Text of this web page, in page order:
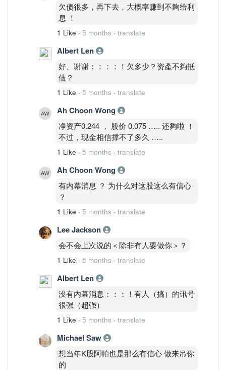
欠债很多，再下去，大概率赚到不夠给利
息 ！
1 Like · 5 months · translate
Albert Len
好、谢谢：：：：！欠多少？资產不夠抵
债？
1 Like · 5 months · translate
Ah Choon Wong
净资产0.244 ， 股价 0.075 ….. 还夠啦 ！
不过，现金相信撑不了多久 …..
1 Like · 5 months · translate
Ah Choon Wong
有内幕消息 ？ 为什么对这股这么有信心
？
1 Like · 5 months · translate
Lee Jackson
会不会上次说的＜除非有人要做你＞？
1 Like · 5 months · translate
Albert Len
没有内幕消息：：：！有人（搞）的讯号
很强（超强）
1 Like · 5 months · translate
Michael Saw
想当年K股阿帕也是那么有信心 做来吊你
的